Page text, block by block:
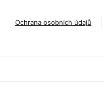
Ochrana osobních údajů